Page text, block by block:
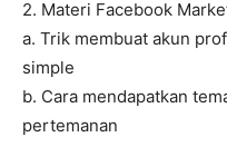
2. Materi Facebook
a. Trik membuat akun
simple
b. Cara mendapatkan
pertemanan